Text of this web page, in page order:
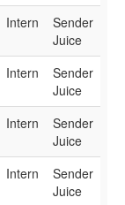
Intern
Sender
Juice
Intern
Sender
Juice
Intern
Sender
Juice
Intern
Sender
Juice